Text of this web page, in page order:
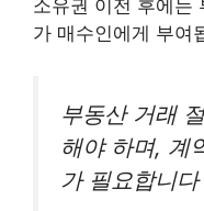
소유권 이전 후에는
가 매수인에게 부여
부동산 거래
해야 하며, 계
가 필요합니